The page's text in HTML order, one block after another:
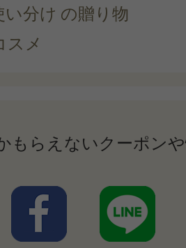
い分け
スメ
の贈り物
もらえないクーポン